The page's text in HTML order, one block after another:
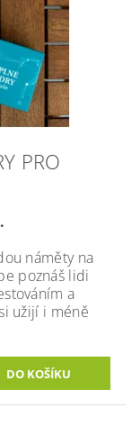
PRO
náměty na
poznáš lidi
a
užijí i méně